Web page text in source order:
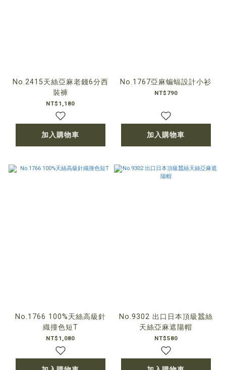
No.2415天絲亞麻老錢6分西
裝褲
NT$1,180
加入購物車
No.1767亞麻蝙蝠設計小衫
NT$790
加入購物車
No.1766 100%天絲高級針
織撞色短T
NT$1,080
No.9302 出口日本頂級蠶絲
天絲亞麻遮陽帽
NT$580